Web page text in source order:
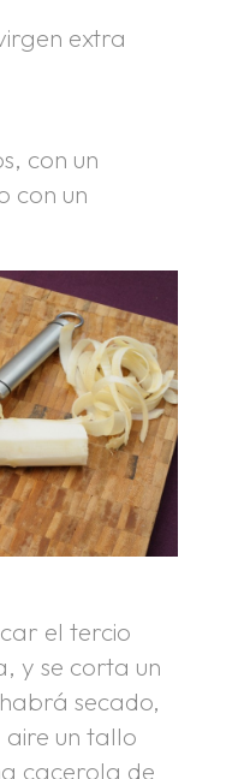
extra
con un
con un
el tercio
y se corta un
secado,
un tallo
cacerola de